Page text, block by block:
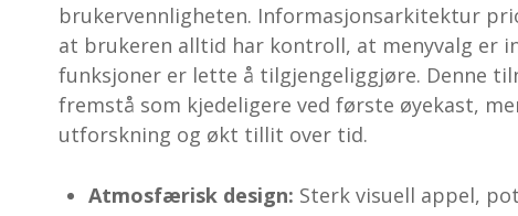
brukervennligheten. Informasjonsarkitektur
at brukeren alltid har kontroll, at menyvalg er
funksjoner er lette å tilgjengeliggjøre. Denne
fremstå som kjedeligere ved første øyekast,
utforskning og økt tillit over tid.
Atmosfærisk design: Sterk visuell appel,